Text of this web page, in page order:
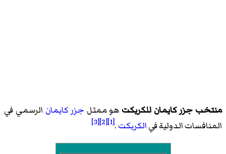
منتخب جزر كايمان للكريكت هو ممثل جزر كايمان الرسمي في
المنافسات الدولية فيالكريكت.
[1]
[2]
[3]